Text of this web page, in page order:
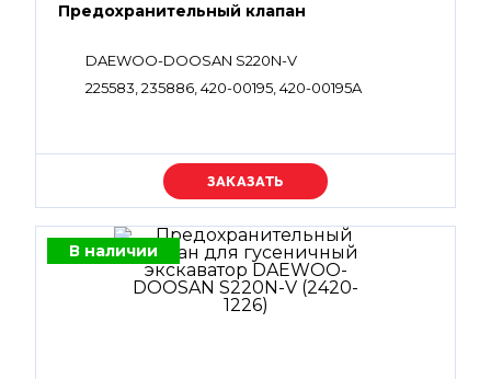
Предохранительный клапан
DAEWOO-DOOSAN S220N-V
225583, 235886, 420-00195, 420-00195A
Уточняйте цену
В наличии